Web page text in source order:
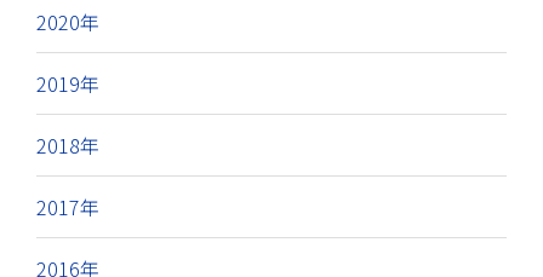
2020年
2019年
2018年
2017年
2016年